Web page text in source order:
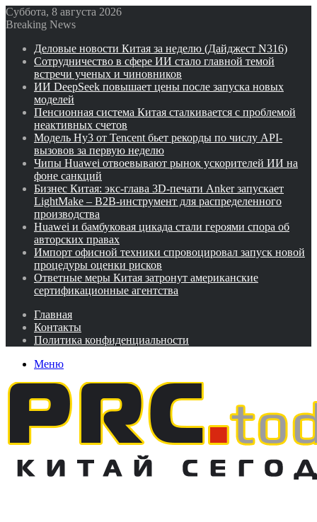
Суббота, 8 августа 2026
Breaking News
Деловые новости Китая за неделю (Дайджест N316)
Сотрудничество в сфере ИИ стало главной темой
встречи ученых и чиновников
ИИ DeepSeek повышает цены после запуска новых
моделей
Пенсионная система Китая сталкивается с проблемой
неактивных счетов
Модель Hy3 от Tencent бьет рекорды по числу API-
вызовов за первую неделю
Чипы Huawei отвоевывают рынок ускорителей ИИ на
фоне санкций
Бизнес Китая: экс-глава 3D-печати Anker запускает
LightMake – B2B-инструмент для распределенного
производства
Huawei и бамбуковая цикада стали героями спора об
авторских правах
Импорт офисной техники спровоцировал запуск новой
процедуры оценки рисков
Ответные меры Китая затронут американские
сертификационные агентства
Главная
Контакты
Политика конфиденциальности
Меню